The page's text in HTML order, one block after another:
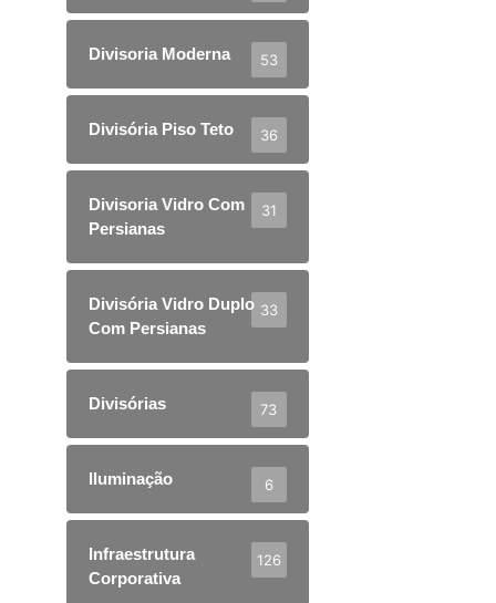
Divisoria Moderna 53
Divisória Piso Teto 36
Divisoria Vidro Com
Persianas
31
Divisória Vidro Duplo
Com Persianas
33
Divisórias 73
Iluminação 6
Infraestrutura
Corporativa
126